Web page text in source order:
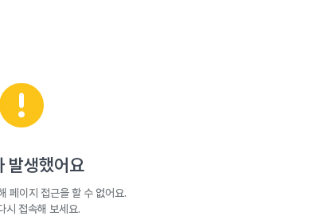
발생했어요
페이지 접근을 할 수 없어요.
시 접속해 보세요.